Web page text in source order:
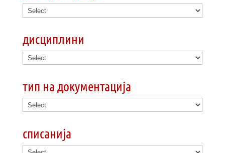
дисциплини
тип на документација
списанија